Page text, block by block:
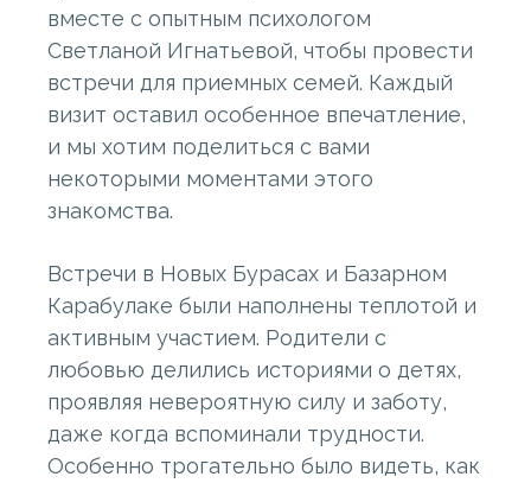
вместе с опытным психологом
Светланой Игнатьевой, чтобы провести
встречи для приемных семей. Каждый
визит оставил особенное впечатление,
и мы хотим поделиться с вами
некоторыми моментами этого
знакомства.
Встречи в Новых Бурасах и Базарном
Карабулаке были наполнены теплотой и
активным участием. Родители с
любовью делились историями о детях,
проявляя невероятную силу и заботу,
даже когда вспоминали трудности.
Особенно трогательно было видеть, как